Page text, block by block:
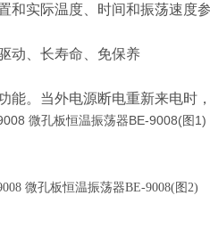
实际温度、时间和振荡速度
、长寿命、免保养
。当外电源断电重新来电时